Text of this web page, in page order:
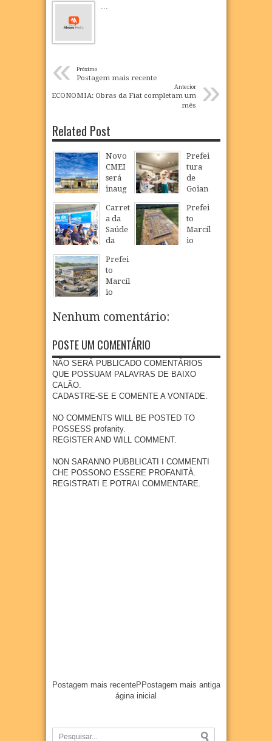
« Próximo
Postagem mais recente »
Anterior
ECONOMIA: Obras da Fiat completam um
mês
Related Post
Novo
CMEI
será
inaug
em
São
Loure
nço e
ampli
a
oferta
de
educa
infanti
Goian
a
04 Aug 2026
Prefei
tura
de
Goian
realiz
a
Camp
anha
res de
15
04 Aug 2026
Carret
a da
Saúde
da
r
inicia
atendi
mento
Goian
foco
na
preve
nção e
óstico
ce do
câncer
27 Jul 2026
Prefei
to
Marcíl
io
de
nova
ria em
a
Prefei
to
Marcíl
io
realiz
técnic
a à
área
que
erá
esa
metal
úrgica
previs
ão de
300
Nenhum comentário:
POSTE UM COMENTÁRIO
NÃO SERÁ PUBLICADO COMENTÁRIOS
QUE POSSUAM PALAVRAS DE BAIXO
CALÃO.
CADASTRE-SE E COMENTE A VONTADE.
NO COMMENTS WILL BE POSTED TO
POSSESS profanity.
REGISTER AND WILL COMMENT.
NON SARANNO PUBBLICATI I COMMENTI
CHE POSSONO ESSERE PROFANITÀ.
REGISTRATI E POTRAI COMMENTARE.
Postagem mais recente Postagem mais antiga
P
ágina inicial